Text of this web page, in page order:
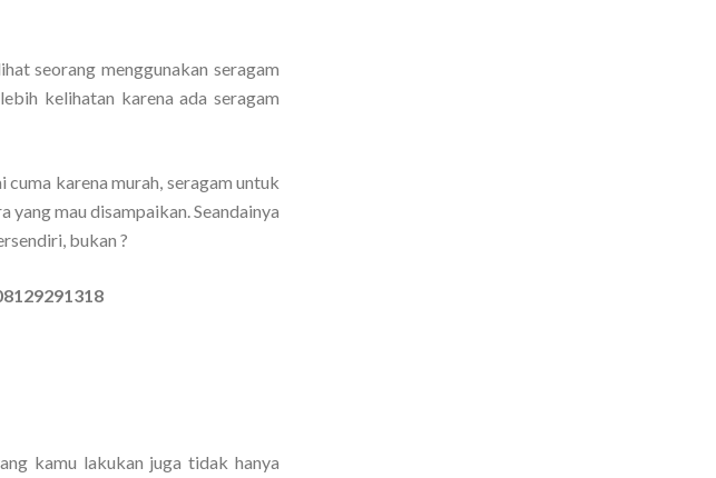
seorang menggunakan seragam
kelihatan karena ada seragam
karena murah, seragam untuk
mau disampaikan. Seandainya
bukan ?
kamu lakukan juga tidak hanya